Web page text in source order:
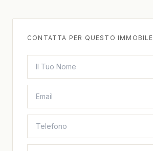
CONTATTA PER QUESTO IMMOBILE